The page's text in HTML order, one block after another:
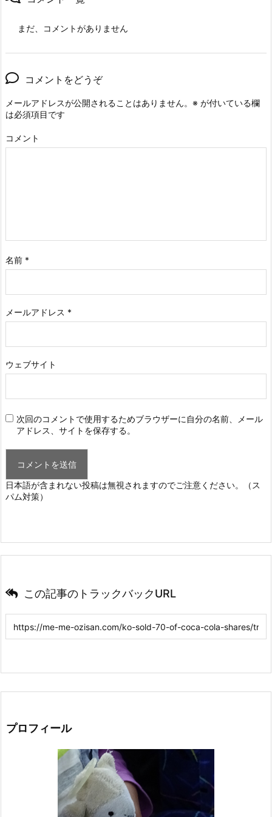
まだ、コメントがありません
コメントをどうぞ
メールアドレスが公開されることはありません。 ※ が付いている欄
は必須項目です
コメント
名前 *
メールアドレス *
ウェブサイト
次回のコメントで使用するためブラウザーに自分の名前、メール
アドレス、サイトを保存する。
日本語が含まれない投稿は無視されますのでご注意ください。（ス
パム対策）
この記事のトラックバックURL
プロフィール